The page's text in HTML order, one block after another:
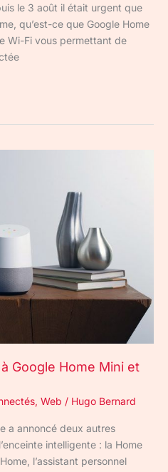
le 3 août il était urgent que
qu’est-ce que Google Home
Wi-Fi vous permettant de
Google Home Mini et
, Web / Hugo Bernard
a annoncé deux autres
intelligente : la Home
l’assistant personnel